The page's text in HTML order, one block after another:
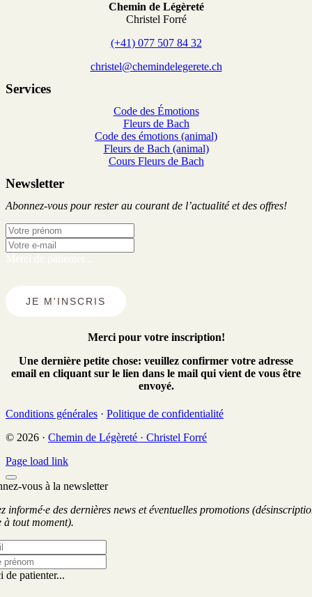
Chemin de Légèreté
Christel Forré
(+41) 077 507 84 32
christel@chemindelegerete.ch
Services
Code des Émotions
Fleurs de Bach
Code des émotions (animal)
Fleurs de Bach (animal)
Cours Fleurs de Bach
Newsletter
Abonnez-vous pour rester au courant de l’actualité et des offres!
JE M'INSCRIS
Merci pour votre inscription!
Une dernière petite chose: veuillez confirmer votre adresse
email en cliquant sur le lien dans le mail qui vient de vous être
envoyé.
Conditions générales · Politique de confidentialité
© 2026 · Chemin de Légèreté · Christel Forré
Page load link
vous à la newsletter
informé·e des dernières news et éventuelles promotions
à tout moment).
de patienter...